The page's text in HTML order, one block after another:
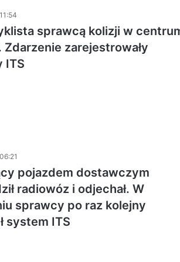
sprawcą kolizji w
Zdarzenie zarejestrowały
ITS
pojazdem dostawczym
radiowóz i odjechał. W
sprawcy po raz kolejny
system ITS